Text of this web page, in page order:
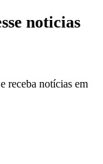
noticias
receba notícias em